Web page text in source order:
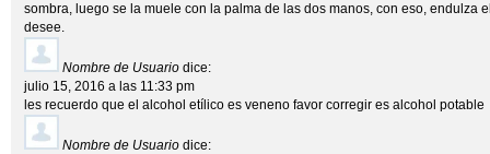
sombra, luego se la muele con la palma de las dos manos, con eso, endulza
desee.
Nombre de Usuario dice:
julio 15, 2016 a las 11:33 pm
les recuerdo que el alcohol etílico es veneno favor corregir es alcohol potable
Nombre de Usuario dice: